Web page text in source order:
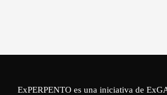
ExPERPENTO es una iniciativa de